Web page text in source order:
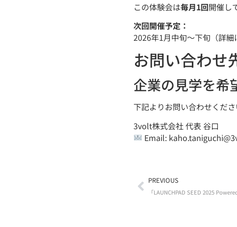
この体験会は毎月1回開催し
次回開催予定：
2026年1月中旬〜下旬（詳細
お問い合わせ
企業の見学を希
下記よりお問い合わせくださ
3volt株式会社 代表 谷口
Email:
PREVIOUS